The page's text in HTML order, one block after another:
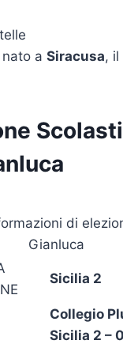
a Siracusa, il
di
Gianluca
Sicilia 2
Collegio
Sicilia 2 –